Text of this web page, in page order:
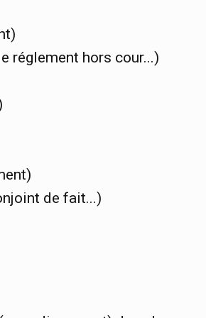
réglement hors cour...)
de fait...)